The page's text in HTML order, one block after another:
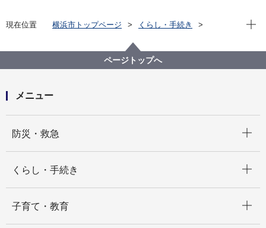
現在位置 横浜市トップページ
くらし・手続き
水再生センター・事務所
水再生センター等の紹介
栄第一水再生センター
現在
ページトップへ
メニュー
防災・救急
くらし・手続き
子育て・教育